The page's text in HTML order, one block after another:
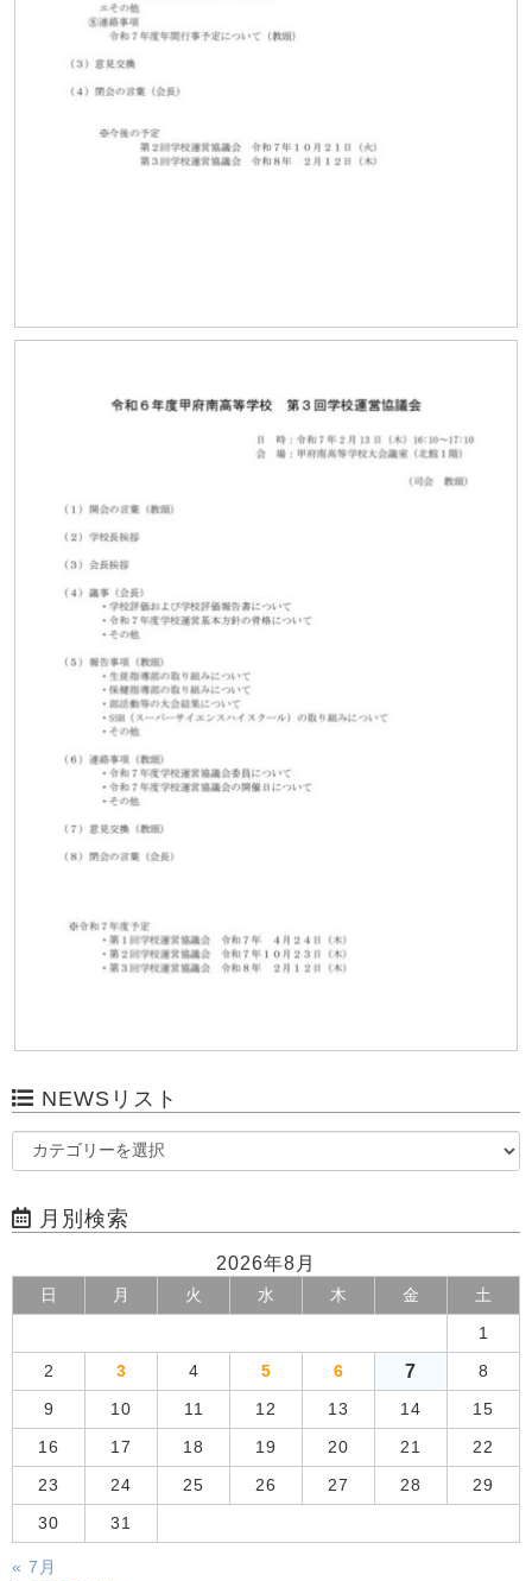
NEWSリスト
月別検索
2026年8月
日 月 火 水 木 金 土
1
2 3 4 5 6 7 8
9 10 11 12 13 14 15
16 17 18 19 20 21 22
23 24 25 26 27 28 29
30 31
« 7月